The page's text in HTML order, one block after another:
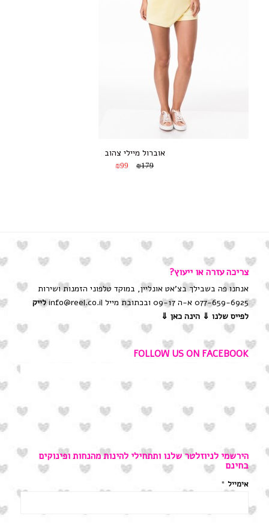
אוברול מיילי צהוב
₪179
₪99
צריכה עזרה או ייעוץ?
אנחנו פה בשבילך בצ'אט אונליין, במוקד טלפוני הזמנות ושירות
077-659-6925 א-ה 09-17 ובכתובת מייל info@reel.co.il
לייק
לפייס שלנו ⇓ הינה כאן ⇓
FOLLOW US ON FACEBOOK
הירשמי לניוזלטר שלנו ותתחילי להינות מהנחות ופינוקים
בחינם
אימייל *